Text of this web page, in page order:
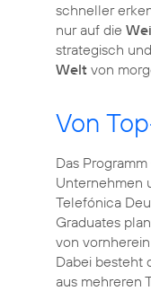
schneller
nur auf die
strategisch
Welt von
Von
Das Programm
Unternehmen
Telefónica
Graduates
von
Dabei besteht
aus mehreren